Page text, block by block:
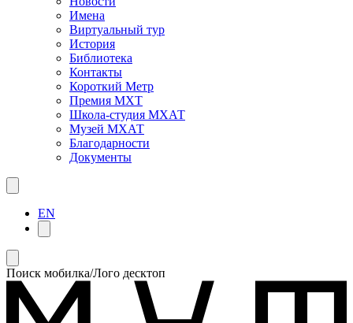
Имена
Виртуальный тур
История
Библиотека
Контакты
Короткий Метр
Премия МХТ
Школа-студия МХАТ
Музей МХАТ
Благодарности
Документы
EN
Поиск мобилка/Лого десктоп